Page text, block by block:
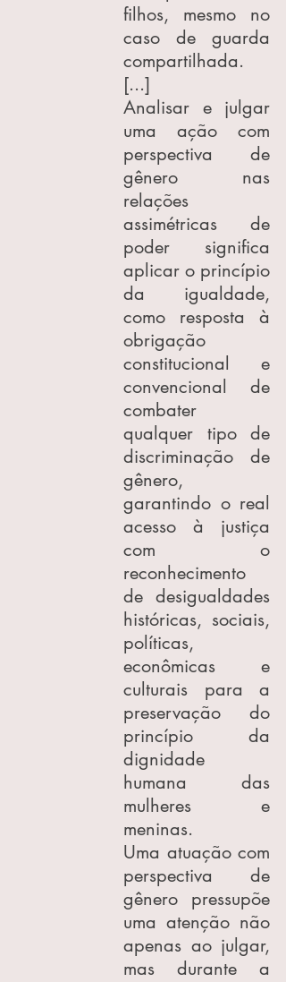
filhos, mesmo no
caso de guarda
compartilhada.
[...]
Analisar e julgar
uma ação com
perspectiva de
gênero nas
relações
assimétricas de
poder significa
aplicar o princípio
da igualdade,
como resposta à
obrigação
constitucional e
convencional de
combater
qualquer tipo de
discriminação de
gênero,
garantindo o real
acesso à justiça
com o
reconhecimento
de desigualdades
históricas, sociais,
políticas,
econômicas e
culturais para a
preservação do
princípio da
dignidade
humana das
mulheres e
meninas.
Uma atuação com
perspectiva de
gênero pressupõe
uma atenção não
apenas ao julgar,
mas durante a